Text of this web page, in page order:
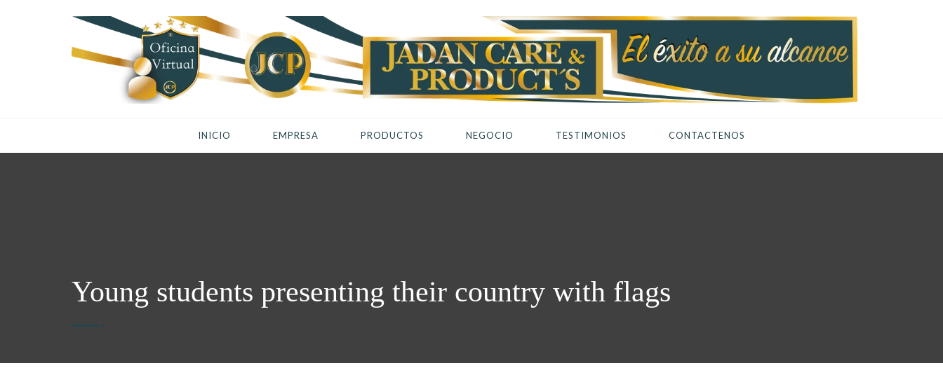
INICIO EMPRESA PRODUCTOS NEGOCIO TESTIMONIOS CONTACTENOS
Young students presenting their country with flags